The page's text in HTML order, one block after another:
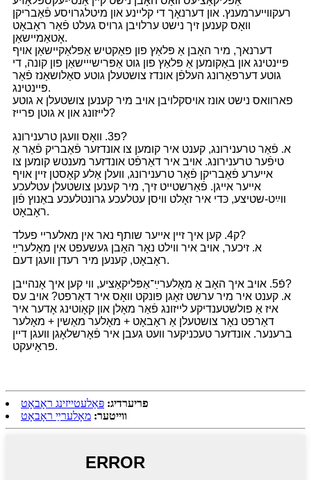
רעקווייערמענץ. און דערנאָך די קליינע און מיטלגרויסע פֿאַבריקן
וואָס קענען זיך נישט ערלויבן גרויס געלט פֿאַר ראָבאָט
אָטאַמיישאַן.
דערנאך, מיר האָבן אַ פּלאַץ פון פאַקטיש אַפּלאַקיישאַן אויף
פּיינטינג און באַקומען אַ פּלאַץ פון גוט אַפּרישייישאַן פון קונה, די
גוטע דערפאַרונג העלפֿן אונדז צושטעלן גוטע סאַלושאַנז פֿאַר
פּיינטינג.
פארוואס נישט אונז אויסקלויבן אויב מיר קענען צושטעלן א גוטע
לייזונג און א גוטן פרייז?
פ3. וואָס וועגן טרענירונג?
א. פֿאַר טרענירונג, קענט איר קומען צו אונדזער פֿאַבריק פֿאַר אַ
טיפֿער טרענירונג. אויב איר דאַרפֿט אונדזער מענטש קומען צו
אייערע פֿאַבריקן פֿאַר טרענירונג, וועלן אַלע קאָסטן זיין אויף
אייער אייגן. פֿאַרשטייט זיך, מיר קענען צושטעלן עטלעכע
ווײַט-שטיצע, כּדי איר זאָלט וויסן עטלעכע גרונטלעכע באַנוץ פֿון
ראָבאָט.
ק4. קען איך זיין אייער שותף נאר אין מאלעריי פעלד?
א. זיכער, אויב איר ווילט נאָר האָבן געשעפט אין מאָלערײַ
ראָבאָט, קענען מיר רעדן וועגן דעם.
פֿ5. אויב איך האָב אַ מאָלערײַ־אַפּליקאַציע, ווי קען איך אָנהייבן?
א. קענט איר מיר ערשט זאָגן פּונקט וואָס איר דאַרפט? אויב עס
איז אַ פולשטענדיקע לייזונג פֿאַר מאָלן און קאָוטינג אָדער איר
דאַרפט נאָר צושטעלן אַ ראָבאָט + מאָלער מאַשין + מאָלער
ברענער. אונדזער טעכניקער וועט געבן איר פֿאָרשלאָגן וועגן דיין
פּראָיעקט.
פריערדיג: פּאַלעטייזינג ראָבאָט
ווייטער: מאָלערײַ ראָבאָט